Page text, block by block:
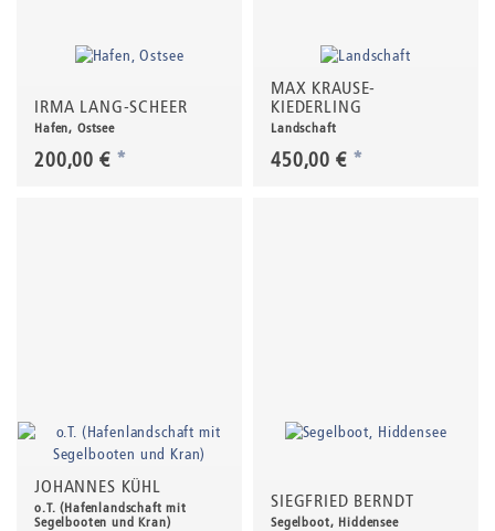
IRMA LANG-SCHEER
Hafen, Ostsee
200,00 € *
MAX KRAUSE-
KIEDERLING
Landschaft
450,00 € *
JOHANNES KÜHL
o.T. (Hafenlandschaft mit
Segelbooten und Kran)
SIEGFRIED BERNDT
Segelboot, Hiddensee